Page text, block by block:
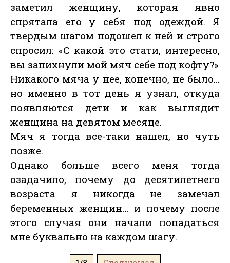
заметил женщину, которая явно
спрятала его у себя под одеждой. Я
твердым шагом подошел к ней и строго
спросил: «С какой это стати, интересно,
вы запихнули мой мяч себе под кофту?»
Никакого мяча у нее, конечно, не было…
но именно в тот день я узнал, откуда
появляются дети и как выглядит
женщина на девятом месяце.
Мяч я тогда все-таки нашел, но чуть
позже.
Однако больше всего меня тогда
озадачило, почему до десятилетнего
возраста я никогда не замечал
беременных женщин… и почему после
этого случая они начали попадаться
мне буквально на каждом шагу.